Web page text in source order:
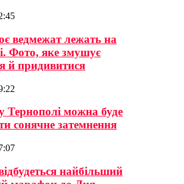
ведмежат лежать на
Фото, яке змушує
й придивитися
Тернополі можна буде
сонячне затемнення
найбільший